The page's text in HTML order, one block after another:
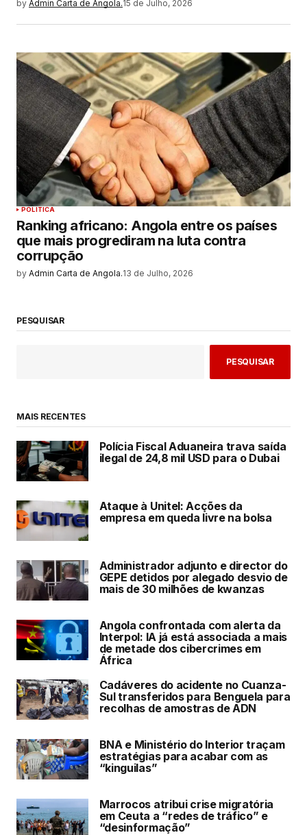
by Admin Carta de Angola.15 de Julho, 2026
POLITICA
Ranking africano: Angola entre os países
que mais progrediram na luta contra
corrupção
by Admin Carta de Angola.13 de Julho, 2026
PESQUISAR
PESQUISAR
MAIS RECENTES
Polícia Fiscal Aduaneira trava saída
ilegal de 24,8 mil USD para o Dubai
Ataque à Unitel: Acções da
empresa em queda livre na bolsa
Administrador adjunto e director do
GEPE detidos por alegado desvio de
mais de 30 milhões de kwanzas
Angola confrontada com alerta da
Interpol: IA já está associada a mais
de metade dos cibercrimes em
África
Cadáveres do acidente no Cuanza-
Sul transferidos para Benguela para
recolhas de amostras de ADN
BNA e Ministério do Interior traçam
estratégias para acabar com as
“kinguilas”
Marrocos atribui crise migratória
em Ceuta a “redes de tráfico” e
“desinformação”